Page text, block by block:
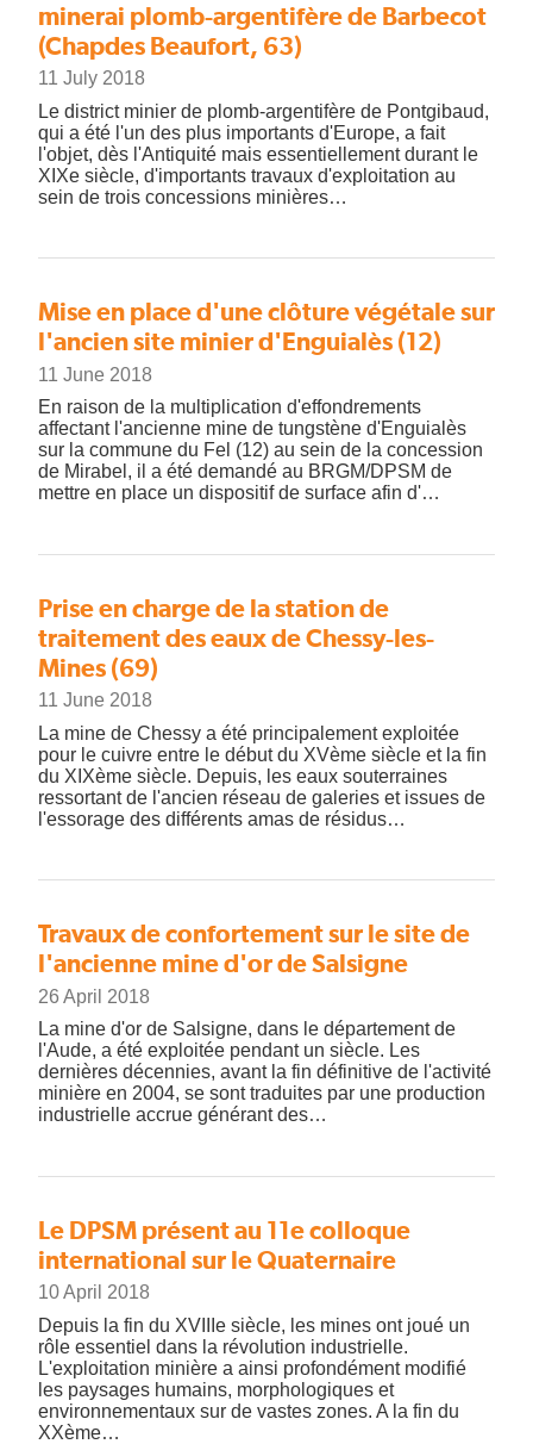
minerai plomb-argentifère de Barbecot
(Chapdes Beaufort, 63)
11 July 2018
Le district minier de plomb-argentifère de Pontgibaud,
qui a été l'un des plus importants d'Europe, a fait
l'objet, dès l'Antiquité mais essentiellement durant le
XIXe siècle, d'importants travaux d'exploitation au
sein de trois concessions minières…
Mise en place d'une clôture végétale sur
l'ancien site minier d'Enguialès (12)
11 June 2018
En raison de la multiplication d'effondrements
affectant l'ancienne mine de tungstène d'Enguialès
sur la commune du Fel (12) au sein de la concession
de Mirabel, il a été demandé au BRGM/DPSM de
mettre en place un dispositif de surface afin d'…
Prise en charge de la station de
traitement des eaux de Chessy-les-
Mines (69)
11 June 2018
La mine de Chessy a été principalement exploitée
pour le cuivre entre le début du XVème siècle et la fin
du XIXème siècle. Depuis, les eaux souterraines
ressortant de l'ancien réseau de galeries et issues de
l'essorage des différents amas de résidus…
Travaux de confortement sur le site de
l'ancienne mine d'or de Salsigne
26 April 2018
La mine d'or de Salsigne, dans le département de
l'Aude, a été exploitée pendant un siècle. Les
dernières décennies, avant la fin définitive de l'activité
minière en 2004, se sont traduites par une production
industrielle accrue générant des…
Le DPSM présent au 11e colloque
international sur le Quaternaire
10 April 2018
Depuis la fin du XVIIIe siècle, les mines ont joué un
rôle essentiel dans la révolution industrielle.
L'exploitation minière a ainsi profondément modifié
les paysages humains, morphologiques et
environnementaux sur de vastes zones. A la fin du
XXème…